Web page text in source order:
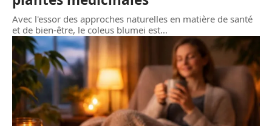
Avec l'essor des approches naturelles en matière de santé
et de bien-être, le coleus blumei est…